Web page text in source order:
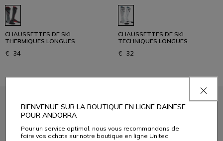
CHAUSSETTES DE SKI
THERMIQUES LONGUES
€ 34
CHAUSSETTES DE SKI
TECHNIQUES LONGUES
€ 32
BIENVENUE SUR LA BOUTIQUE EN LIGNE DAINESE
POUR ANDORRA
Pour un service optimal, nous vous recommandons de
faire vos achats sur notre boutique en ligne United